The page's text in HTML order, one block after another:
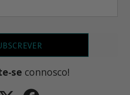
connosco!